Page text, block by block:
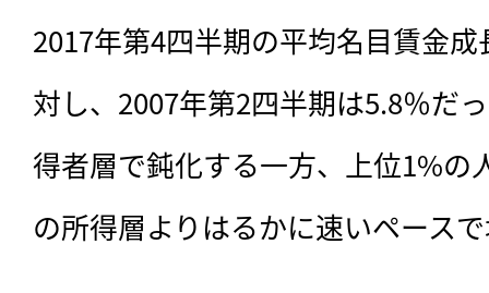
2017年第4四半期の平均名目賃金
対し、2007年第2四半期は5.8％だ
得者層で鈍化する一方、上位1%の
の所得層よりはるかに速いペース